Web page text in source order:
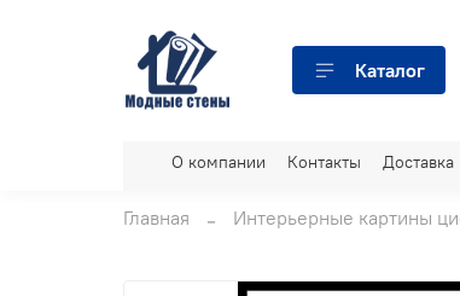
Каталог
О компании Контакты Доставка
Главная Интерьерные картины